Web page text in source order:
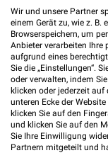
Opti Wohnwelt
Wir und unsere Partner
einem Gerät zu, wie z. B.
Browserspeichern, um
Anbieter verarbeiten Ihre
aufgrund eines
Sie die „Einstellungen“.
oder verwalten, indem
klicken oder jederzeit
unteren Ecke der
klicken Sie auf den
und klicken Sie auf den
Sie Ihre Einwilligung
Partnern mitgeteilt und